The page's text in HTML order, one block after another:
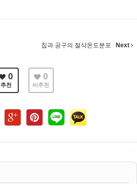
칩과 공구의 절삭온도분포 Next
0
추천
0
비추천